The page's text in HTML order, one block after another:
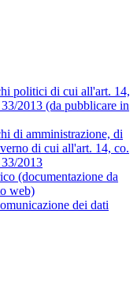
politici di cui all'art. 14,
2013 (da pubblicare in
di amministrazione, di
di cui all'art. 14, co.
2013
(documentazione da
web)
dei dati